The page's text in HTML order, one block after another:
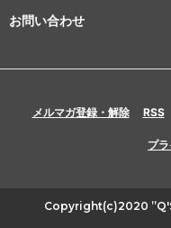
お問い合わせ
メルマガ登録・解除 RSS
プ
Copyright(c)2020